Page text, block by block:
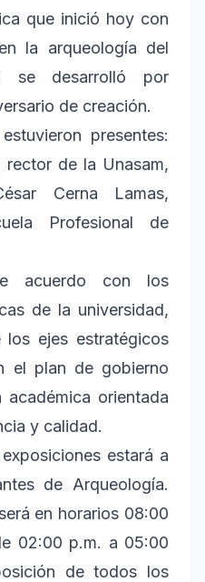
que inició hoy con
la arqueología del
se desarrolló por
de creación.
presentes:
rector de la Unasam,
Cerna Lamas,
Profesional de
acuerdo con los
de la universidad,
los ejes estratégicos
el plan de gobierno
orientada
y calidad.
estará a
de Arqueología.
en horarios 08:00
02:00 p.m. a 05:00
de todos los